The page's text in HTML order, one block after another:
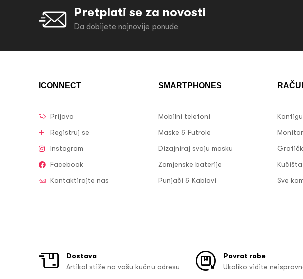
Pretplati se za novosti
Da dobijete najnovije ponude
ICONNECT
Prijava
Registruj se
Instagram
Facebook
Kontaktirajte nas
SMARTPHONES
Mobilni telefoni
Maske & Futrole
Dizajniraj svoju masku
Zamjenske baterije
Punjači & Kablovi
Kućišta
Sve
Dostava
Artikal stiže na vašu kućnu adresu
Povrat robe
Ukoliko vidite